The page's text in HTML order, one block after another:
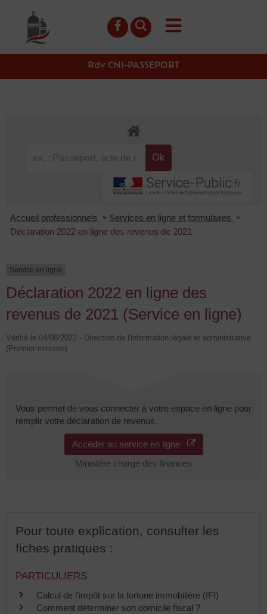
principal
Rdv CNI-PASSEPORT
Accueil professionnels > Services en ligne et formulaires >
Déclaration 2022 en ligne des revenus de 2021
Service en ligne
Déclaration 2022 en ligne des
revenus de 2021 (Service en ligne)
Vérifié le 04/08/2022 - Direction de l'information légale et administrative
(Premier ministre)
Vous permet de vous connecter à votre espace en ligne pour
remplir votre déclaration de revenus.
Accéder au service en ligne
Ministère chargé des finances
Pour toute explication, consulter les
fiches pratiques :
PARTICULIERS
Calcul de l'impôt sur la fortune immobilière (IFI)
Comment déterminer son domicile fiscal ?